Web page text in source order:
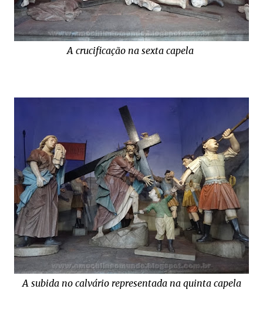
A crucificação na sexta capela
A subida no calvário representada na quinta capela